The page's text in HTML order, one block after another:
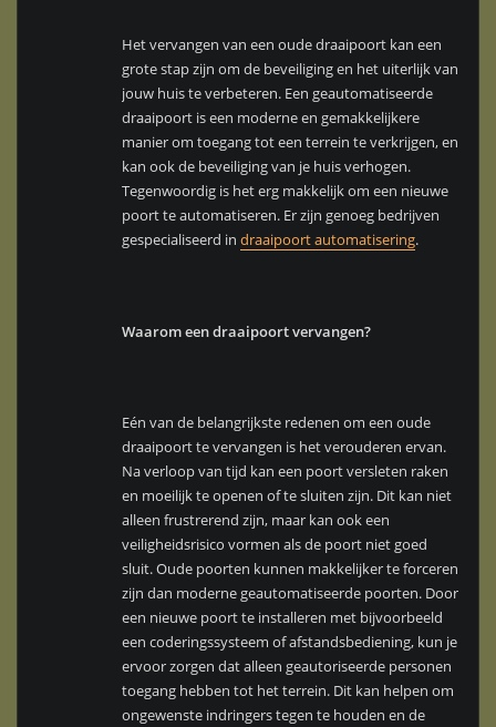
Het vervangen van een oude draaipoort kan een
grote stap zijn om de beveiliging en het uiterlijk van
jouw huis te verbeteren. Een geautomatiseerde
draaipoort is een moderne en gemakkelijkere
manier om toegang tot een terrein te verkrijgen, en
kan ook de beveiliging van je huis verhogen.
Tegenwoordig is het erg makkelijk om een nieuwe
poort te automatiseren. Er zijn genoeg bedrijven
gespecialiseerd indraaipoort automatisering.
Waarom een draaipoort vervangen?
Eén van de belangrijkste redenen om een oude
draaipoort te vervangen is het verouderen ervan.
Na verloop van tijd kan een poort versleten raken
en moeilijk te openen of te sluiten zijn. Dit kan niet
alleen frustrerend zijn, maar kan ook een
veiligheidsrisico vormen als de poort niet goed
sluit. Oude poorten kunnen makkelijker te forceren
zijn dan moderne geautomatiseerde poorten. Door
een nieuwe poort te installeren met bijvoorbeeld
een coderingssysteem of afstandsbediening, kun je
ervoor zorgen dat alleen geautoriseerde personen
toegang hebben tot het terrein. Dit kan helpen om
ongewenste indringers tegen te houden en de